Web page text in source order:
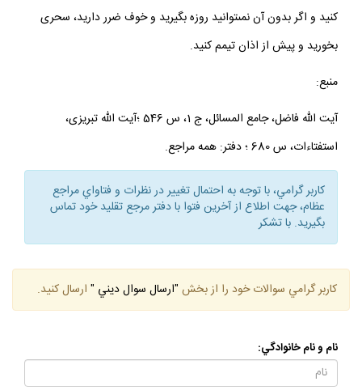
كنيد و اگر بدون آن نمى‏توانيد روزه بگيريد و خوف ضرر داريد، سحرى
بخوريد و پيش از اذان تيمم كنيد.
منبع:
آيت الله فاضل، جامع المسائل، ج 1، س 546 ؛آيت الله تبريزى،
استفتاءات، س 680 ؛ دفتر: همه مراجع.
كاربر گرامي، با توجه به احتمال تغيير در نظرات و فتاواي مراجع
عظام، جهت اطلاع از آخرين فتوا با دفتر مرجع تقليد خود تماس
بگيريد. با تشكر
كاربر گرامي سوالات خود را از بخش "ارسال سوال ديني " ارسال كنيد.
نام و نام خانوادگي: